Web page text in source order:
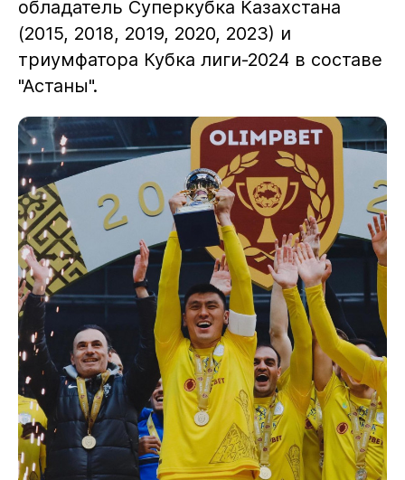
обладатель Суперкубка Казахстана
(2015, 2018, 2019, 2020, 2023) и
триумфатора Кубка лиги-2024 в составе
"Астаны".